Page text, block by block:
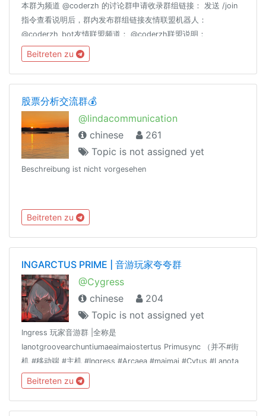
本群为频道 @coderzh 的讨论群申请收录群组链接： 发送 /join
指令查看说明后，群内发布群组链接友情联盟机器人：
@coderzh_bot友情联盟频道： @coderzh联盟说明：
https://telegra.ph/群组友情联盟-08-01禁止开车、广告、推
广、政治、刷屏
Beitreten zu
股票分析交流群💰
@lindacommunication
chinese
261
Topic is not assigned yet
Beschreibung ist nicht vorgesehen
Beitreten zu
INGARCTUS PRIME | 音游玩家夸夸群
@Cygress
chinese
204
Topic is not assigned yet
Ingress 玩家音游群 |全称是
Ianotgroovearchuntiumaeaimaiostertus Primusync （并不#街
机 #移动端 #主机 #Ingress #Arcaea #maimai #Cytus #Lanota
友情大佬群组 @mug_zh @RhythmGamers
Beitreten zu